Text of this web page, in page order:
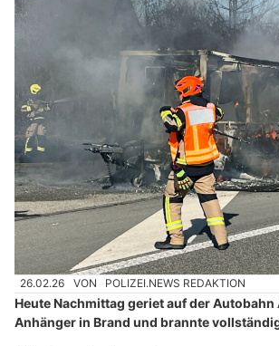
26.02.26 VON POLIZEI.NEWS REDAKTION
Heute Nachmittag geriet auf der Autobahn
Anhänger in Brand und brannte